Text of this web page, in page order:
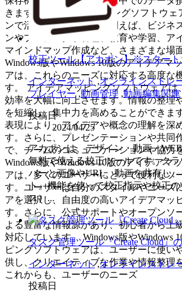
きます。 アイデアマッピングソフトウェ
ンで活用されています。例えば、ビジネ
ンやプロジェクト管理、教育や学習、ア
マインドマップ作成など、さまざまな場
Windows版やWindows 10版のアイデアマ
アは、これらのニーズに対応する高度な
す。 アイデアマッピングソフトウェアは
効率を大幅に向上させます。情報の整理
を短縮し、集中力を高めることができま
表現により、アイデアや概念の理解を深
す。さらに、プレゼンテーションや共同
で、チームのコミュニケーションや協力
Windows版やWindows 10版のアイデアマ
アは、多くのユーザーにとって便利なツ
す。ユーザーは自分のスタイルやニーズ
アを選択し、自由度の高いアイデアマッ
す。さらに、公式サポートやオープンソ
よる豊富な情報源があり、初心者から上
対応しています。 Windows版やWindows
ピングソフトウェアは、ユーザーに使い
供し、クリエイティブな作業や情報整理
これからも、ユーザーのニーズ
校正ツール【アカポン】※スタート
インターネット ,オンラインストレ
プレイヤー,動画管理 ,動画編集関連
投稿日
2024/04/25
アカポンは、デザイン・動画・
無料で使える校正ツールです。ク
バーと画像やURL、動画を共有し
ト』機能を使って校正指示や校正
ス）...
タスク管理ツール『Create Cloud』
インターネット,オンラインストレ
投稿日